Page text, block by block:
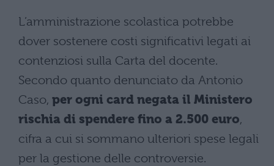
L’amministrazione scolastica potrebbe
dover sostenere costi significativi legati ai
contenziosi sulla Carta del docente.
Secondo quanto denunciato da Antonio
Caso, per ogni card negata il Ministero
rischia di spendere fino a 2.500 euro,
cifra a cui si sommano ulteriori spese legali
per la gestione delle controversie.